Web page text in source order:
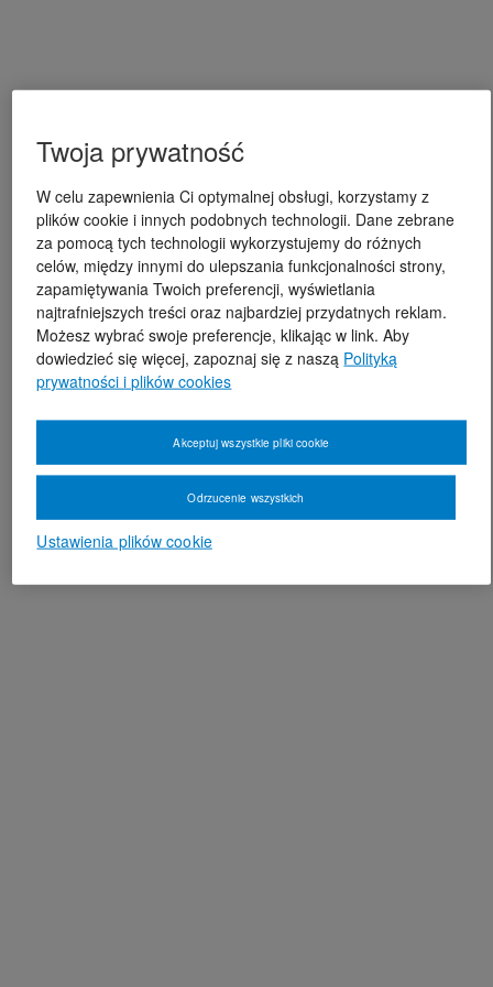
Twoja prywatność
W celu zapewnienia Ci optymalnej obsługi, korzystamy z
plików cookie i innych podobnych technologii. Dane zebrane
za pomocą tych technologii wykorzystujemy do różnych
celów, między innymi do ulepszania funkcjonalności strony,
zapamiętywania Twoich preferencji, wyświetlania
najtrafniejszych treści oraz najbardziej przydatnych reklam.
Możesz wybrać swoje preferencje, klikając w link. Aby
dowiedzieć się więcej, zapoznaj się z naszą Polityką
prywatności i plików cookies
Ustawienia plików cookie
Odrzucenie wszystkich
Akceptuj wszystkie pliki cookie